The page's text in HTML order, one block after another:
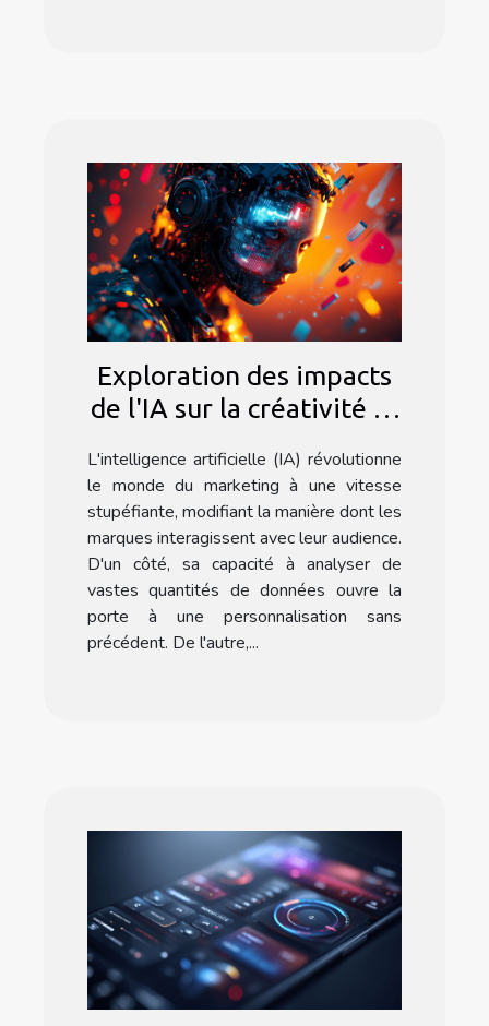
Exploration des impacts
de l'IA sur la créativité et
L'intelligence artificielle (IA) révolutionne
le monde du marketing à une vitesse
stupéfiante, modifiant la manière dont les
marques interagissent avec leur audience.
D'un côté, sa capacité à analyser de
vastes quantités de données ouvre la
porte à une personnalisation sans
précédent. De l'autre,...